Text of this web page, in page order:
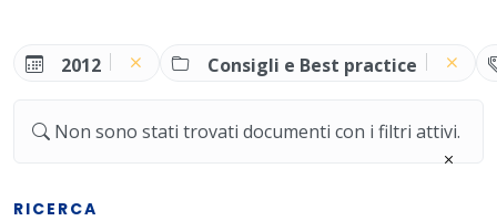
2012 Consigli e Best practice
Non sono stati trovati documenti con i filtri attivi.
RICERCA